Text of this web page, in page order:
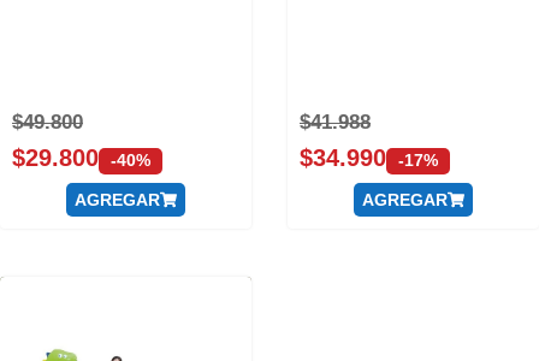
$49.800
$29.800 -40%
AGREGAR
$41.988
$34.990 -17%
AGREGAR